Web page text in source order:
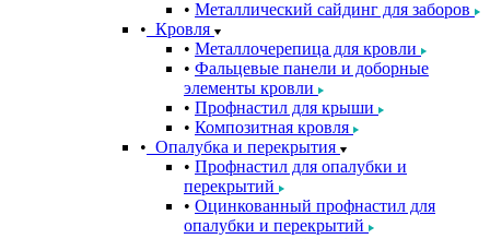
Металлический сайдинг для заборов
Кровля
Металлочерепица для кровли
Фальцевые панели и доборные
элементы кровли
Профнастил для крыши
Композитная кровля
Опалубка и перекрытия
Профнастил для опалубки и
перекрытий
Оцинкованный профнастил для
опалубки и перекрытий